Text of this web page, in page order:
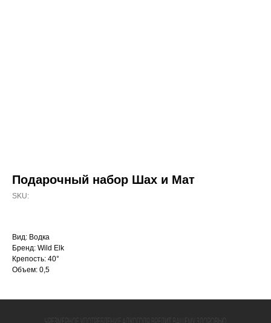
Подарочный набор Шах и Мат
SKU:
Вид: Водка
Бренд: Wild Elk
Крепость: 40°
Объем: 0,5